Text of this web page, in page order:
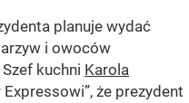
planuje wydać
i owoców
kuchni Karola
Expressowi”, że prezydent